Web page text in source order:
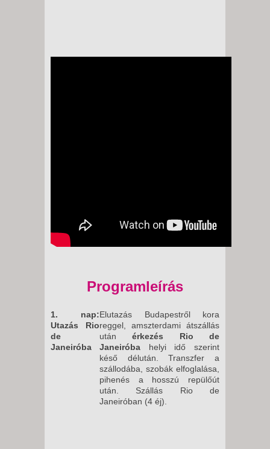
Programleírás
1. nap:
Utazás Rio
de
Janeiróba
Elutazás Budapestről kora
reggel, amszterdami átszállás
utánérkezés Rio de
Janeiróba helyi idő szerint
késő délután. Transzfer a
szállodába, szobák elfoglalása,
pihenés a hosszú repülőút
után. Szállás Rio de
Janeiróban (4 éj).